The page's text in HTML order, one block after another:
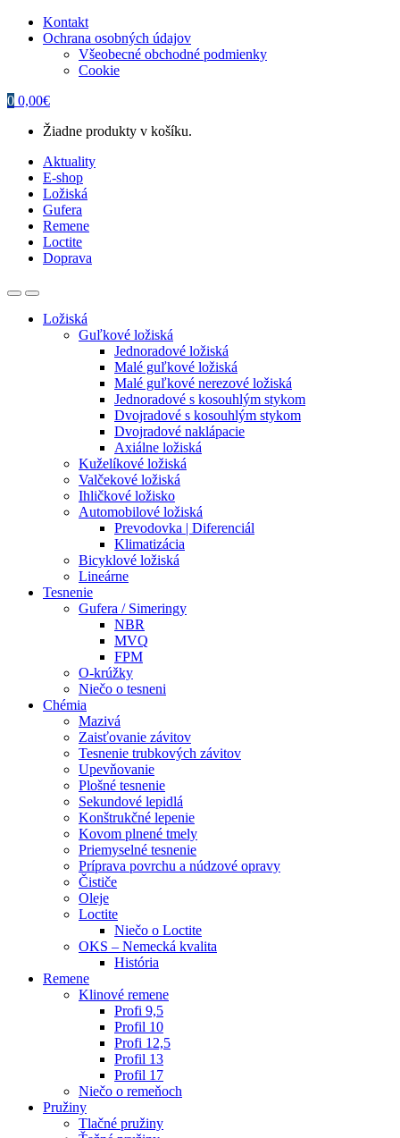
Kontakt
Ochrana osobných údajov
Všeobecné obchodné podmienky
Cookie
0 0,00€
Žiadne produkty v košíku.
Aktuality
E-shop
Ložiská
Gufera
Remene
Loctite
Doprava
Ložiská
Guľkové ložiská
Jednoradové ložiská
Malé guľkové ložiská
Malé guľkové nerezové ložiská
Jednoradové s kosouhlým stykom
Dvojradové s kosouhlým stykom
Dvojradové naklápacie
Axiálne ložiská
Kuželíkové ložiská
Valčekové ložiská
Ihličkové ložisko
Automobilové ložiská
Prevodovka | Diferenciál
Klimatizácia
Bicyklové ložiská
Lineárne
Tesnenie
Gufera / Simeringy
NBR
MVQ
FPM
O-krúžky
Niečo o tesneni
Chémia
Mazivá
Zaisťovanie závitov
Tesnenie trubkových závitov
Upevňovanie
Plošné tesnenie
Sekundové lepidlá
Konštrukčné lepenie
Kovom plnené tmely
Priemyselné tesnenie
Príprava povrchu a núdzové opravy
Čističe
Oleje
Loctite
Niečo o Loctite
OKS – Nemecká kvalita
História
Remene
Klinové remene
Profi 9,5
Profil 10
Profi 12,5
Profil 13
Profil 17
Niečo o remeňoch
Pružiny
Tlačné pružiny